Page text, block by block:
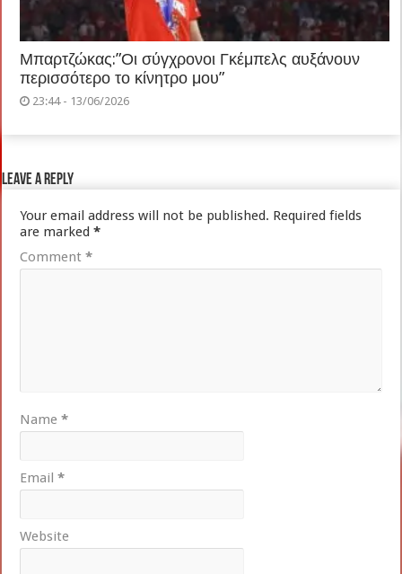
Μπαρτζώκας:”Οι σύγχρονοι Γκέμπελς αυξάνουν
περισσότερο το κίνητρο μου”
23:44 - 13/06/2026
Leave a Reply
Your email address will not be published. Required fields
are marked*
Comment*
Name*
Email*
Website